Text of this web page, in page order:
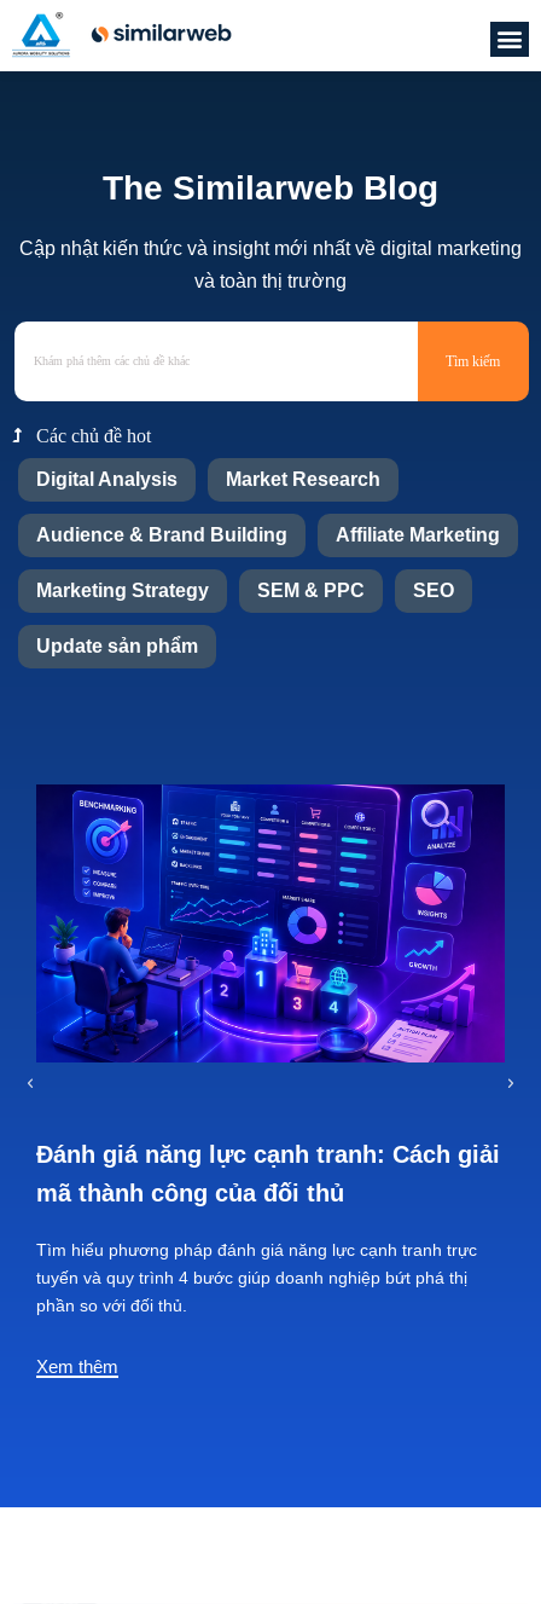
The Similarweb Blog
Cập nhật kiến thức và insight mới nhất về digital marketing
và toàn thị trường
Tìm kiếm
Các chủ đề hot
Digital Analysis Market Research
Audience & Brand Building Affiliate Marketing
Marketing Strategy SEM & PPC SEO
Update sản phẩm
Đánh giá năng lực cạnh tranh: Cách giải
mã thành công của đối thủ
Tìm hiểu phương pháp đánh giá năng lực cạnh tranh trực
tuyến và quy trình 4 bước giúp doanh nghiệp bứt phá thị
phần so với đối thủ.
Xem thêm